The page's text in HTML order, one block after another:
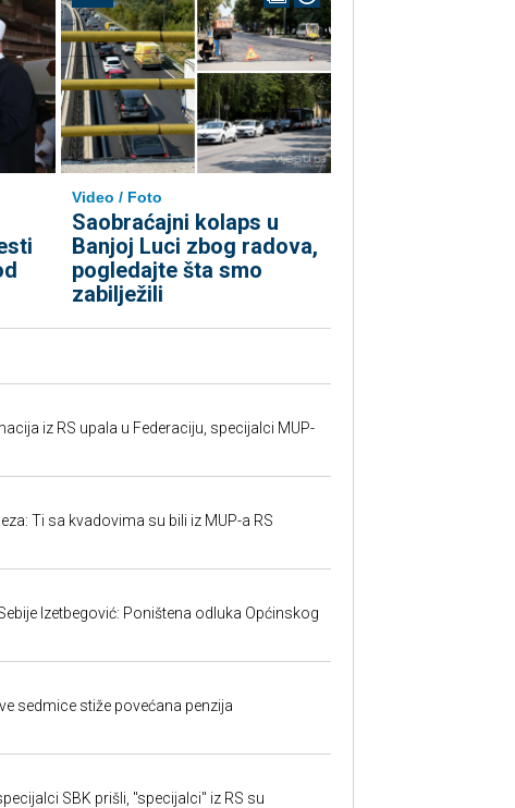
Video / Foto
Saobraćajni kolaps u
Banjoj Luci zbog radova,
pogledajte šta smo
zabilježili
iz RS upala u Federaciju, specijalci MUP-
Ti sa kvadovima su bili iz MUP-a RS
Izetbegović: Poništena odluka Općinskog
sedmice stiže povećana penzija
SBK prišli, "specijalci" iz RS su